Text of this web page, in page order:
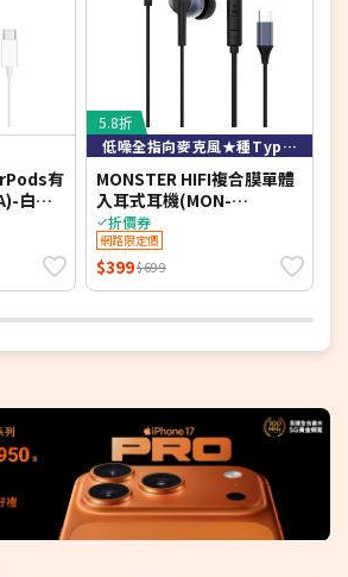
有
白
5.8折
低噪全指向麥克風★種Type-C音源孔
MONSTER HIFI複合膜單體
入耳式耳機(MON-
MQH15C)
折價券
網路限定價
$399$699